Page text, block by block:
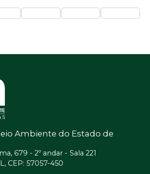
Ambiente do Estado de
679 - 2º andar - Sala 221
CEP: 57057-450